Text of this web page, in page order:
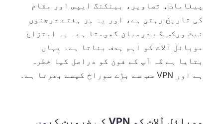
پیغامات، تصاویر، بینکنگ ایپس اور مقام
کی تاریخ رہتی ہے، اور یہ ہر ہفتے درجنوں
نیٹ ورکس کے درمیان گھومتا ہے۔ یہ امتزاج
موبائل آلات کو اہم ہدف بناتا ہے۔ یہاں
بتایا ہے کہ آپ کے فون کو دراصل کیا خطرہ
ہے اور VPN سب سے بڑے سوراخ کیسے بھرتا ہے۔
موبائل آلات کو VPN کی ضرورت کیوں